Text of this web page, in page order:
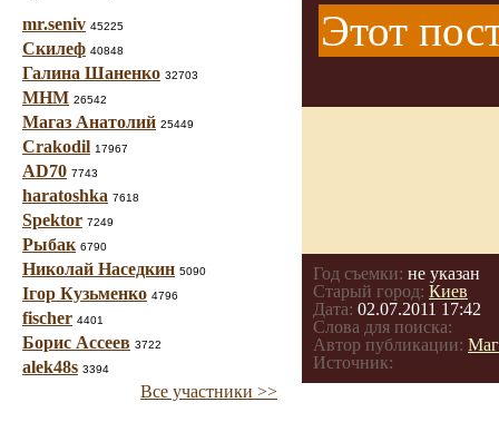
mr.seniv 45225
Скилеф 40848
Галина Шаненко 32703
МНМ 26542
Магаз Анатолий 25449
Crakodil 17967
AD70 7743
haratoshka 7618
Spektor 7249
Рыбак 6790
Николай Наседкин 5090
Ігор Кузьменко 4796
fischer 4401
Борис Ассеев 3722
alek48s 3394
Все участники >>
Этот
Год съемки: не указан
Старый город: Киев
Дата: 02.07.2011 17:42
Слова для поиска:
Автор публикации:
Источник: